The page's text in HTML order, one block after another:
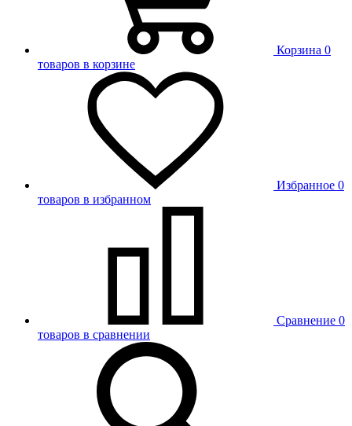
Корзина 0
товаров в корзине
Избранное 0
товаров в избранном
Сравнение 0
товаров в сравнении